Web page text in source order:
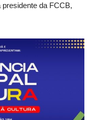
da FCCB,